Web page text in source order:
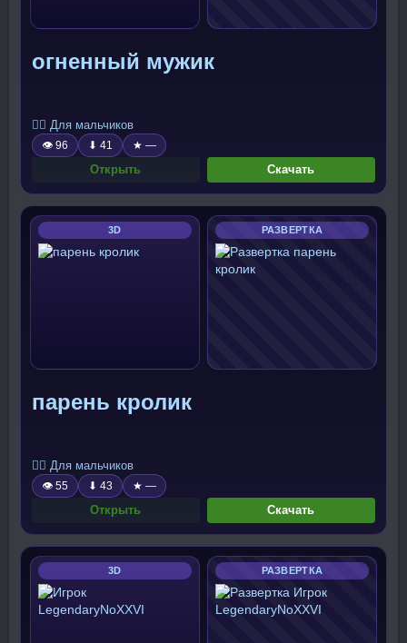
огненный мужик
🧍‍♂️ Для мальчиков
👁 96 ⬇ 41 ★ —
Открыть Скачать
3D РАЗВЕРТКА
парень кролик
🧍‍♂️ Для мальчиков
👁 55 ⬇ 43 ★ —
Открыть Скачать
3D РАЗВЕРТКА